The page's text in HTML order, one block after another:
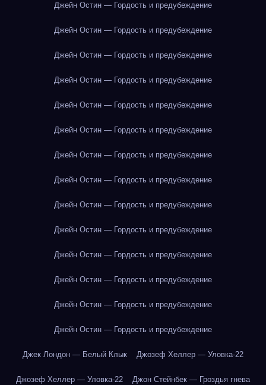
Джейн Остин — Гордость и предубеждение
Джейн Остин — Гордость и предубеждение
Джейн Остин — Гордость и предубеждение
Джейн Остин — Гордость и предубеждение
Джейн Остин — Гордость и предубеждение
Джейн Остин — Гордость и предубеждение
Джейн Остин — Гордость и предубеждение
Джейн Остин — Гордость и предубеждение
Джейн Остин — Гордость и предубеждение
Джейн Остин — Гордость и предубеждение
Джейн Остин — Гордость и предубеждение
Джейн Остин — Гордость и предубеждение
Джейн Остин — Гордость и предубеждение
Джейн Остин — Гордость и предубеждение
Джек Лондон — Белый Клык Джозеф Хеллер — Уловка-22
Джозеф Хеллер — Уловка-22 Джон Стейнбек — Гроздья гнева